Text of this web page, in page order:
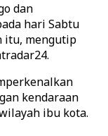
dan
hari Sabtu
itu, mengutip
kendaraan
ibu kota.